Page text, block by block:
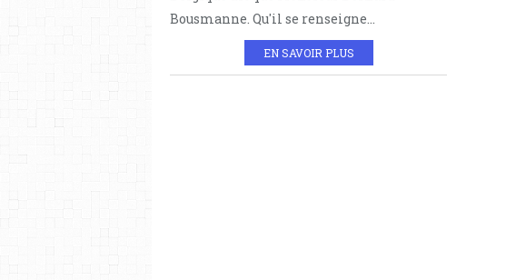
Bousmanne. Qu'il se renseigne...
EN SAVOIR PLUS